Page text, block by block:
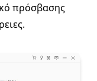
πρόσβασης